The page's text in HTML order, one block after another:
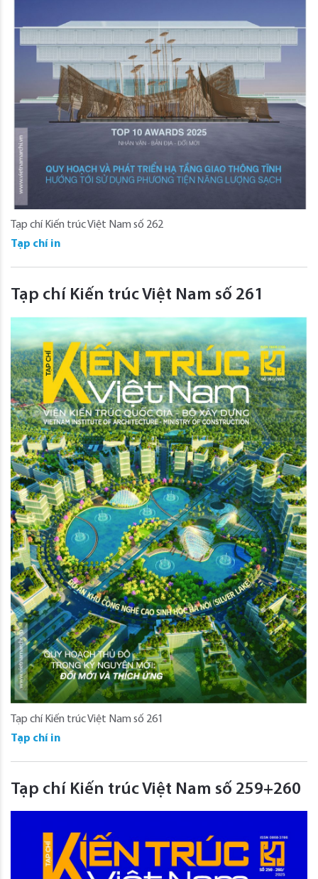
Tạp chí Kiến trúc Việt Nam số 262
Tạp chí in
Tạp chí Kiến trúc Việt Nam số 261
Tạp chí Kiến trúc Việt Nam số 261
Tạp chí in
Tạp chí Kiến trúc Việt Nam số 259+260